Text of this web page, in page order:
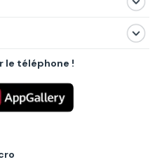
le téléphone !